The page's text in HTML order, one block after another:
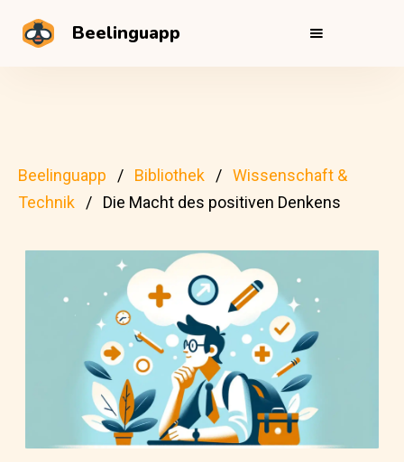
Beelinguapp
Beelinguapp Bibliothek
Wissenschaft &
Technik
Die Macht des positiven Denkens